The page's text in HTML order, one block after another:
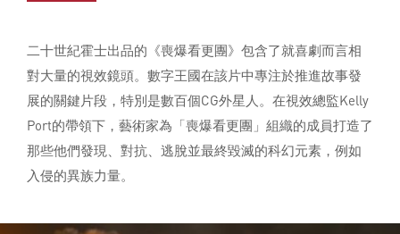
二十世紀霍士出品的《喪爆看更團》包含了就喜劇而言相
對大量的視效鏡頭。數字王國在該片中專注於推進故事發
展的關鍵片段，特別是數百個CG外星人。在視效總監Kelly
Port的帶領下，藝術家為「喪爆看更團」組織的成員打造了
那些他們發現、對抗、逃脫並最終毀滅的科幻元素，例如
入侵的異族力量。